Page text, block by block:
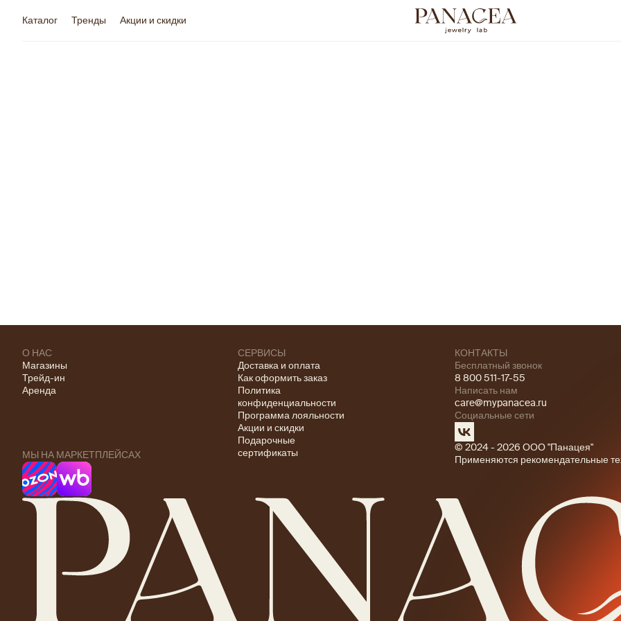
Каталог Тренды Акции и скидки
О НАС
Магазины
Трейд-ин
Аренда
МЫ НА МАРКЕТПЛЕЙСАХ
СЕРВИСЫ
Доставка и оплата
Как оформить заказ
Политика
конфиденциальности
Программа лояльности
Акции и скидки
Подарочные
сертификаты
КОНТАКТЫ
Бесплатный звонок
8 800 511-17-55
Написать нам
care@mypanacea.ru
Социальные сети
© 2024 - 2026 ООО "Панацея"
Применяются рекомендательные